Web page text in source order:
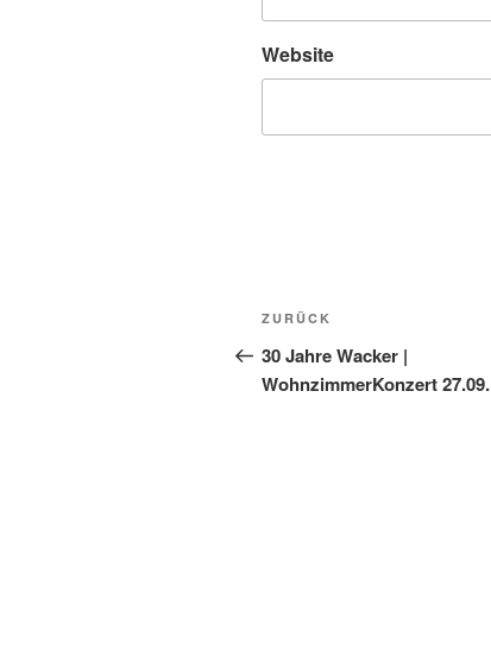
Website
Beitragsnavigation
Vorheriger
Beitrag
ZURÜCK
30 Jahre Wacker |
WohnzimmerKonzert 27.09.